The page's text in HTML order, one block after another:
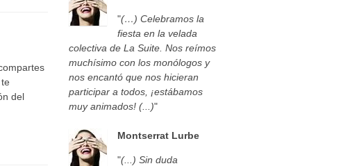
del
"(…) Celebramos la
fiesta en la velada
colectiva de La Suite. Nos reímos
muchísimo con los monólogos y
nos encantó que nos hicieran
participar a todos, ¡estábamos
muy animados! (...)"
Montserrat Lurbe
"(...) Sin duda